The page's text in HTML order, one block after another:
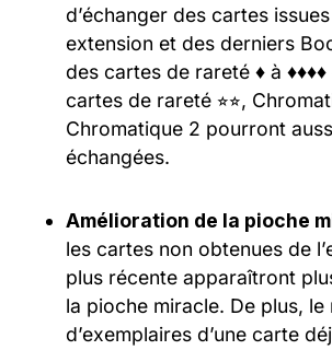
d’échanger des cartes
extension et des derniers
des cartes de rareté ♦ à
cartes de rareté ⭐︎⭐︎,
Chromatique 2 pourront
échangées.
Amélioration de la pioche
les cartes non obtenues de
plus récente apparaîtront
la pioche miracle. De plus, le
d’exemplaires d’une carte